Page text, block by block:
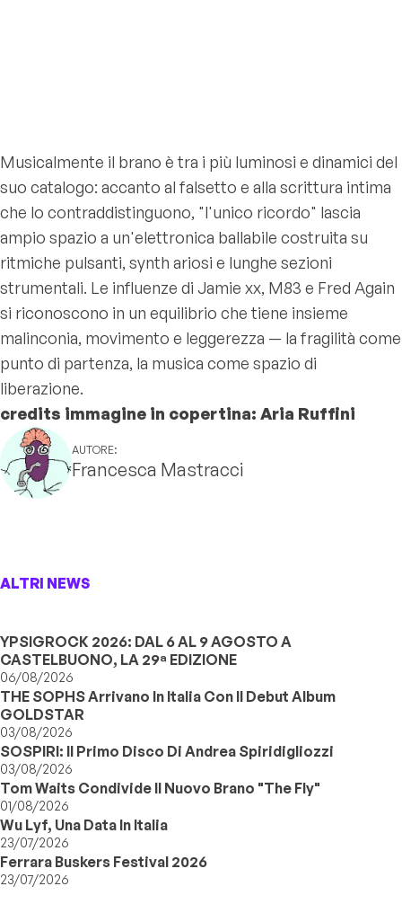
Musicalmente il brano è tra i più luminosi e dinamici del
suo catalogo: accanto al falsetto e alla scrittura intima
che lo contraddistinguono, "l'unico ricordo" lascia
ampio spazio a un'elettronica ballabile costruita su
ritmiche pulsanti, synth ariosi e lunghe sezioni
strumentali. Le influenze di Jamie xx, M83 e Fred Again
si riconoscono in un equilibrio che tiene insieme
malinconia, movimento e leggerezza — la fragilità come
punto di partenza, la musica come spazio di
liberazione.
credits immagine in copertina: Aria Ruffini
AUTORE:
Francesca Mastracci
ALTRI NEWS
YPSIGROCK 2026: DAL 6 AL 9 AGOSTO A
CASTELBUONO, LA 29ª EDIZIONE
06/08/2026
THE SOPHS Arrivano In Italia Con Il Debut Album
GOLDSTAR
03/08/2026
SOSPIRI: Il Primo Disco Di Andrea Spiridigliozzi
03/08/2026
Tom Waits Condivide Il Nuovo Brano "The Fly"
01/08/2026
Wu Lyf, Una Data In Italia
23/07/2026
Ferrara Buskers Festival 2026
23/07/2026